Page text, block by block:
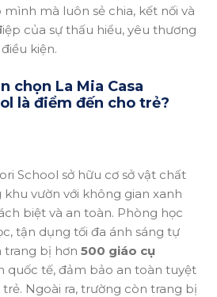
mà luôn sẻ chia, kết nối và
của sự thấu hiểu, yêu thương
kiện.
chọn La Mia Casa
là điểm đến cho trẻ?
School sở hữu cơ sở vật chất
khu vườn với không gian xanh
biệt và an toàn. Phòng học
tận dụng tối đa ánh sáng tự
trang bị hơn 500 giáo cụ
quốc tế, đảm bảo an toàn tuyệt
Ngoài ra, trường còn trang bị